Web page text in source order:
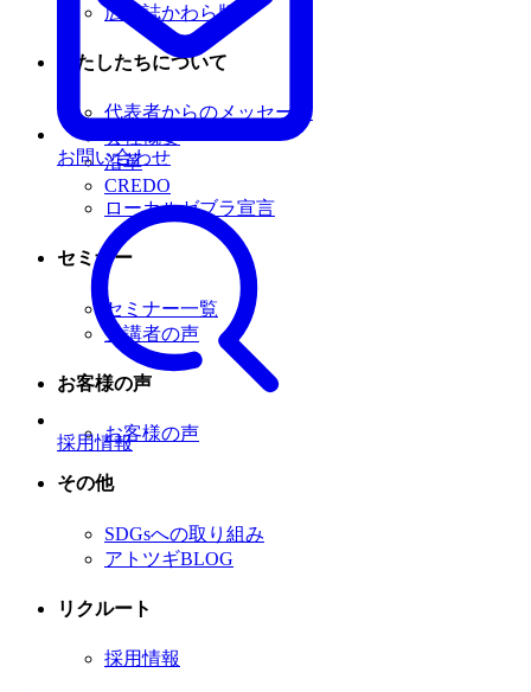
お問い合わせ
採用情報
広報誌かわら版
わたしたちについて
代表者からのメッセージ
会社概要
沿革
CREDO
ローカルゼブラ宣言
セミナー
セミナー一覧
受講者の声
お客様の声
お客様の声
その他
SDGsへの取り組み
アトツギBLOG
リクルート
採用情報